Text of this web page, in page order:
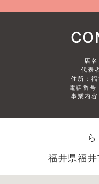
店
代表
住所：
電話番
事業内
福井県福